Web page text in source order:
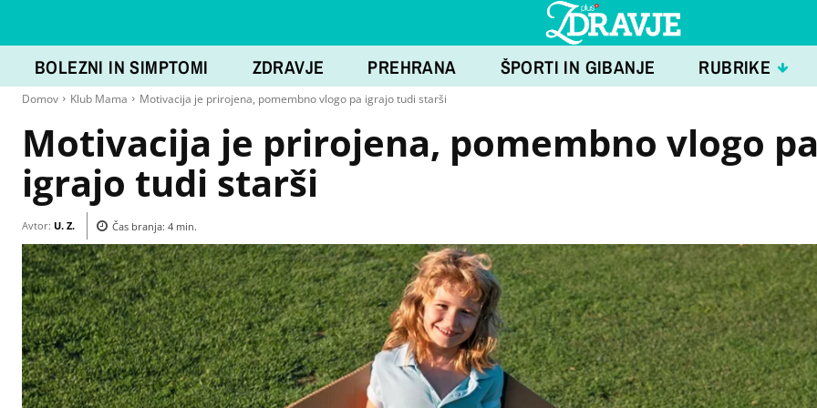
BOLEZNI IN SIMPTOMI ZDRAVJE PREHRANA ŠPORTI IN GIBANJE RUBRIKE
Domov Klub Mama Motivacija je prirojena, pomembno vlogo pa igrajo tudi starši
Motivacija je prirojena, pomembno vlogo
igrajo tudi starši
Avtor: U. Z. Čas branja: 4 min.